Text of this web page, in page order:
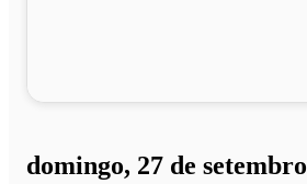
domingo, 27 de setembro